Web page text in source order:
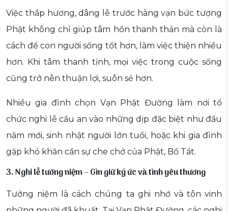
Việc thắp hương, dâng lễ trước hàng vạn bức tượng
Phật không chỉ giúp tâm hồn thanh thản mà còn là
cách để con người sống tốt hơn, làm việc thiện nhiều
hơn. Khi tâm thanh tịnh, mọi việc trong cuộc sống
cũng trở nên thuận lợi, suôn sẻ hơn.
Nhiều gia đình chọn Vạn Phật Đường làm nơi tổ
chức nghi lễ cầu an vào những dịp đặc biệt như đầu
năm mới, sinh nhật người lớn tuổi, hoặc khi gia đình
gặp khó khăn cần sự che chở của Phật, Bồ Tát.
3. Nghi lễ tưởng niệm – Gìn giữ ký ức và tình yêu thương
Tưởng niệm là cách chúng ta ghi nhớ và tôn vinh